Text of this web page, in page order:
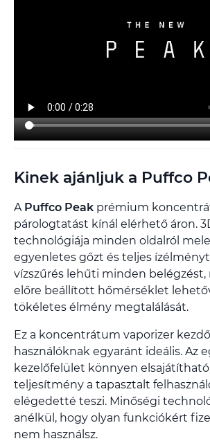
Kinek ajánljuk a Puffco
A Puffco Peak prémium
párologtatást kínál elérhető áron.
technológiája minden oldalról
egyenletes gőzt és teljes
vízszűrés lehűti minden belégzést,
előre beállított hőmérséklet
tökéletes élmény megtalálását.
Ez a koncentrátum vaporizer
használóknak egyaránt ideális. Az
kezelőfelület könnyen
teljesítmény a tapasztalt
elégedetté teszi. Minőségi
anélkül, hogy olyan funkciókért
nem használsz.